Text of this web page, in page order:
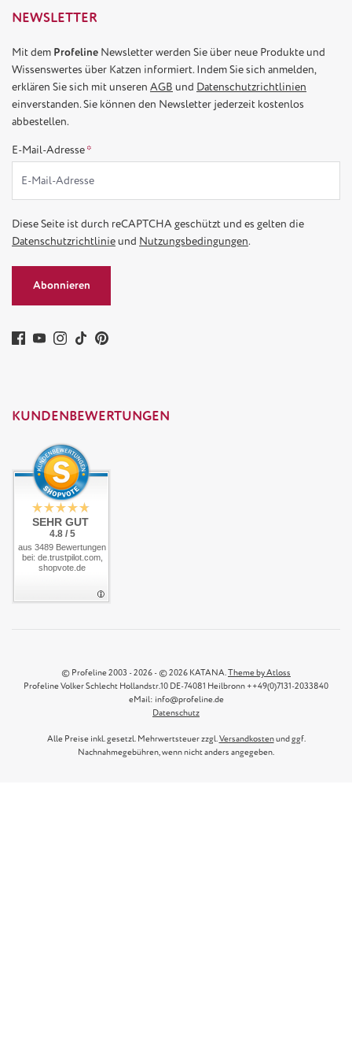
NEWSLETTER
Mit dem Profeline Newsletter werden Sie über neue Produkte und
Wissenswertes über Katzen informiert. Indem Sie sich anmelden,
erklären Sie sich mit unseren AGB und Datenschutzrichtlinien
einverstanden. Sie können den Newsletter jederzeit kostenlos
abbestellen.
E-Mail-Adresse*
Diese Seite ist durch reCAPTCHA geschützt und es gelten die
Datenschutzrichtlinieund Nutzungsbedingungen.
Abonnieren
KUNDENBEWERTUNGEN
SEHR GUT
4.8 / 5
aus 3489 Bewertungen
bei: de.trustpilot.com,
shopvote.de
© Profeline 2003 - 2026 - © 2026 KATANA.Theme by Atloss
Profeline Volker Schlecht Hollandstr.10 DE-74081 Heilbronn ++49(0)7131-2033840
eMail: info@profeline.de
Datenschutz
Alle Preise inkl. gesetzl. Mehrwertsteuer zzgl.Versandkostenund ggf.
Nachnahmegebühren, wenn nicht anders angegeben.